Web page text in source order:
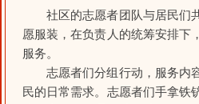
社区的志愿者团队与居民们
愿服装，在负责人的统筹安排下
服务。
志愿者们分组行动，服务内
民的日常需求。志愿者们手拿铁